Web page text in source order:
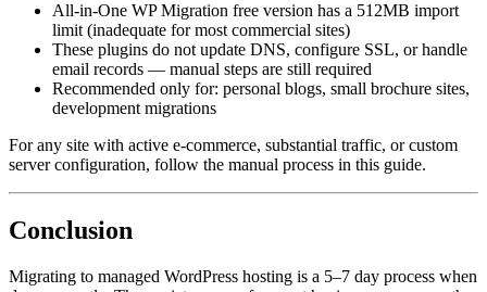
All-in-One WP Migration free version has a 512MB import
limit (inadequate for most commercial sites)
These plugins do not update DNS, configure SSL, or handle
email records — manual steps are still required
Recommended only for: personal blogs, small brochure sites,
development migrations
For any site with active e-commerce, substantial traffic, or custom
server configuration, follow the manual process in this guide.
Conclusion
Migrating to managed WordPress hosting is a 5–7 day process when